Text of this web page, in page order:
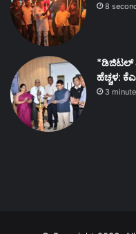
8
*ಡಿಜಿಟಲ್
ಹೆಚ್ಚಳ:
3